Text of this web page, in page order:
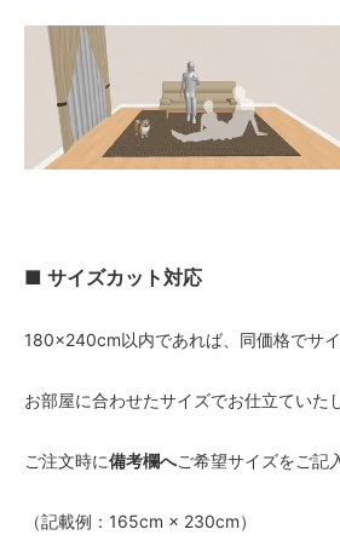
■ サイズカット対応
180×240cm以内であれば、同価格でサイ
お部屋に合わせたサイズでお仕立ていた
ご注文時に備考欄へご希望サイズをご記
（記載例：165cm × 230cm）